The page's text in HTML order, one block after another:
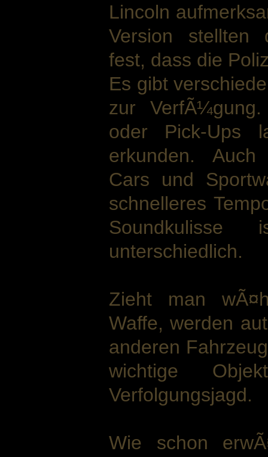
Lincoln
Version stellten
fest, dass die
Es gibt
zur
oder Pick-Ups
erkunden.
Cars und
schnelleres
unterschiedlich.
Zieht man
Waffe, werden
anderen
wichtige
Verfolgungsjagd.
Wie schon